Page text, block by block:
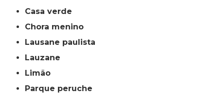
casa verde
chora menino
lausane paulista
lauzane
limão
parque peruche